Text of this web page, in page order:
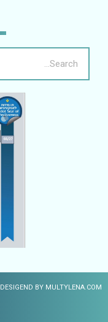
DESIGEND BY MULTYLENA.COM